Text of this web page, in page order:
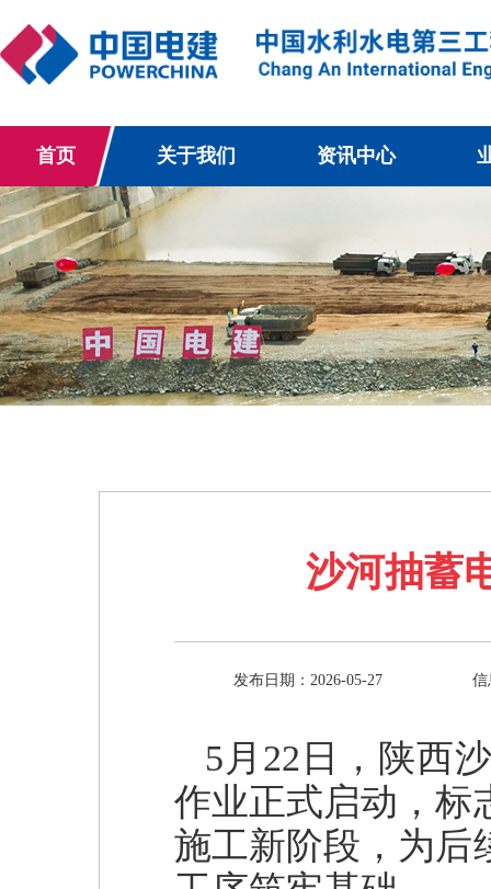
首页 关于我们 资讯中心
沙河抽蓄
发布日期：2026-05-27 信
5月22日，陕西
作业正式启动，标
施工新阶段，为后